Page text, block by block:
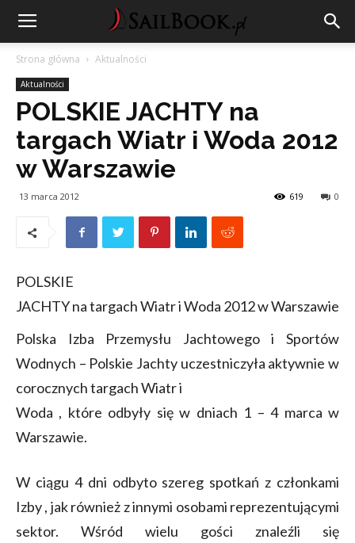
Strona główna Aktualności
Aktualności
POLSKIE JACHTY na
targach Wiatr i Woda 2012
w Warszawie
13 marca 2012 0
619
POLSKIE
JACHTY na targach Wiatr i Woda 2012 w Warszawie
Polska Izba Przemysłu Jachtowego i Sportów
Wodnych – Polskie Jachty uczestniczyła aktywnie w
corocznych targach Wiatr i
Woda , które odbyły się w dniach 1 – 4 marca w
Warszawie.
W ciągu 4 dni odbyto szereg spotkań z członkami
Izby , jak również z innymi osobami reprezentującymi
sektor. Wśród wielu gości znaleźli się